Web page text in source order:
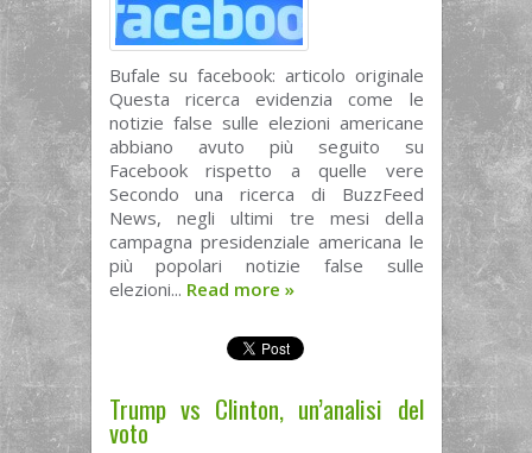
Bufale su facebook: articolo originale
Questa ricerca evidenzia come le
notizie false sulle elezioni americane
abbiano avuto più seguito su
Facebook rispetto a quelle vere
Secondo una ricerca di BuzzFeed
News, negli ultimi tre mesi della
campagna presidenziale americana le
più popolari notizie false sulle
elezioni... Read more »
Trump vs Clinton, un’analisi del
voto